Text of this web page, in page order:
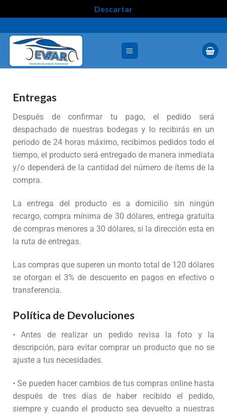
Descartar
Entregas
Después de confirmar tu pago, el pedido será
despachado de nuestras bodegas y lo recibirás en un
periodo de 24 horas máximo, recibimos pedidos todo el
tiempo, el producto será entregado de manera inmediata
y/o dependerá de la cantidad del número de ítems de la
compra.
La entrega del producto es a domicilio sin ningún
recargo, compra mínima de 30 dólares, entrega gratuita
de compras menores a 30 dólares, si la dirección esta en
la ruta de entregas.
Las compras que superen un monto total de 120 dólares
se otorgan el 3% de descuento en pagos en efectivo o
transferencia.
Política de Devoluciones
• Antes de realizar un pedido revisa la foto y la
descripción, para evitar comprar un producto que no se
ajuste a tus necesidades.
• Se pueden hacer cambios de tus compras online hasta
después de tres días de haber recibido el pedido,
siempre y cuando el producto sea devuelto a nuestras